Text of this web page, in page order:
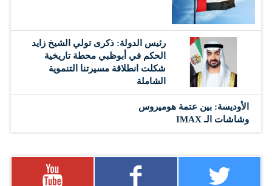
رئيس الدولة: ذكرى تولي الشيخ زايد
الحكم في أبوظبي محطة تاريخية
شكلت انطلاقة مسيرتنا التنموية
الشاملة
الأوديسة: بين عتمة هوميروس
وشاشات الـ IMAX